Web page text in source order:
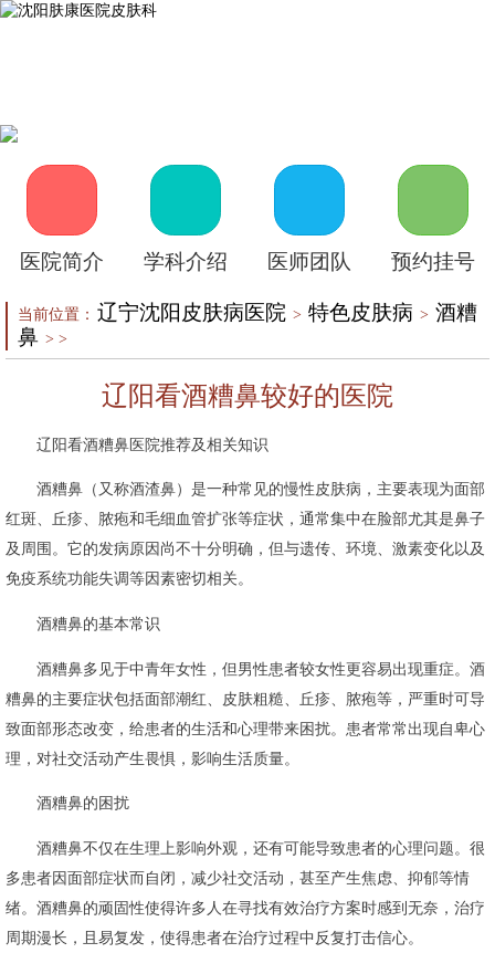
医院简介 学科介绍 医师团队 预约挂号
当前位置： 辽宁沈阳皮肤病医院 > 特色皮肤病 > 酒糟
鼻 > >
辽阳看酒糟鼻较好的医院
辽阳看酒糟鼻医院推荐及相关知识
酒糟鼻（又称酒渣鼻）是一种常见的慢性皮肤病，主要表现为面部
红斑、丘疹、脓疱和毛细血管扩张等症状，通常集中在脸部尤其是鼻子
及周围。它的发病原因尚不十分明确，但与遗传、环境、激素变化以及
免疫系统功能失调等因素密切相关。
酒糟鼻的基本常识
酒糟鼻多见于中青年女性，但男性患者较女性更容易出现重症。酒
糟鼻的主要症状包括面部潮红、皮肤粗糙、丘疹、脓疱等，严重时可导
致面部形态改变，给患者的生活和心理带来困扰。患者常常出现自卑心
理，对社交活动产生畏惧，影响生活质量。
酒糟鼻的困扰
酒糟鼻不仅在生理上影响外观，还有可能导致患者的心理问题。很
多患者因面部症状而自闭，减少社交活动，甚至产生焦虑、抑郁等情
绪。酒糟鼻的顽固性使得许多人在寻找有效治疗方案时感到无奈，治疗
周期漫长，且易复发，使得患者在治疗过程中反复打击信心。